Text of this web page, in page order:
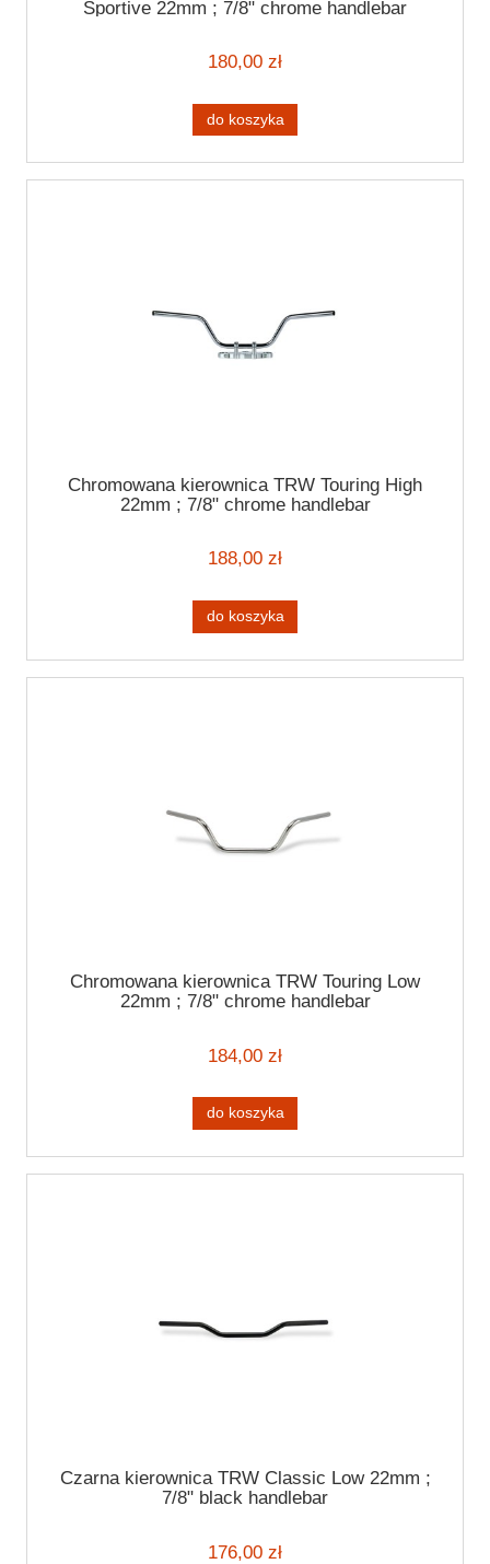
Sportive 22mm ; 7/8" chrome handlebar
180,00 zł
do koszyka
Chromowana kierownica TRW Touring High
22mm ; 7/8" chrome handlebar
188,00 zł
do koszyka
Chromowana kierownica TRW Touring Low
22mm ; 7/8" chrome handlebar
184,00 zł
do koszyka
Czarna kierownica TRW Classic Low 22mm ;
7/8" black handlebar
176,00 zł